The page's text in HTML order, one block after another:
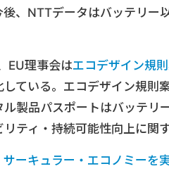
後、NTTデータはバッテリー
EU理事会はエコデザイン規
ている。エコデザイン規則
製品パスポートはバッテリ
ティ・持続可能性向上に関
サーキュラー・エコノミーを